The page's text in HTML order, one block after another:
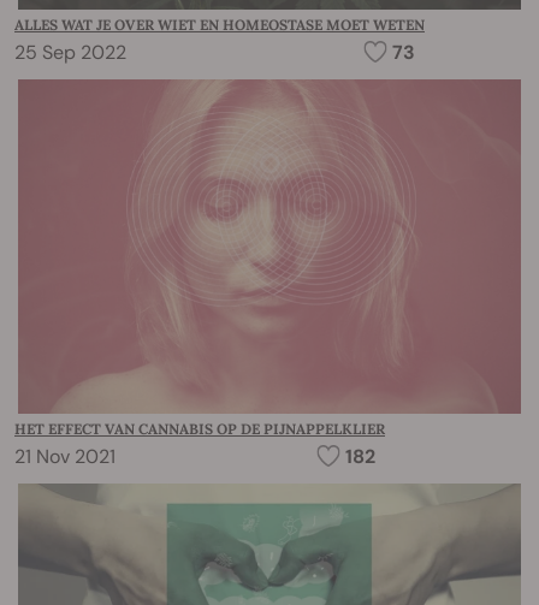
ALLES WAT JE OVER WIET EN HOMEOSTASE MOET WETEN
25 Sep 2022 73
HET EFFECT VAN CANNABIS OP DE PIJNAPPELKLIER
21 Nov 2021 182